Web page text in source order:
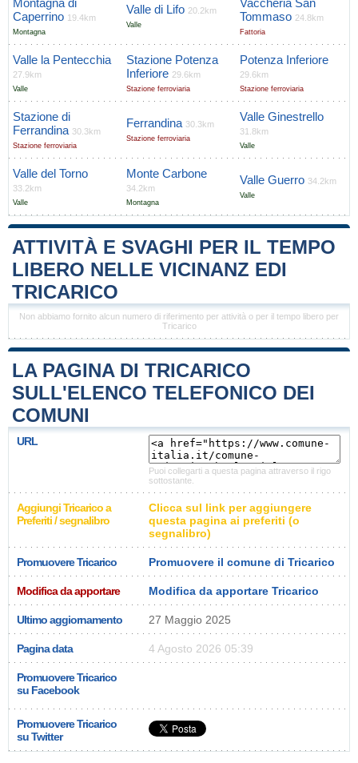
Montagna di
Caperrino 19.4km
Montagna
Valle di Lifo 20.2km
Valle
Vaccheria San
Tommaso 24.8km
Fattoria
Valle la Pentecchia
27.9km
Valle
Stazione Potenza
Inferiore 29.6km
Stazione ferroviaria
Potenza Inferiore
29.6km
Stazione ferroviaria
Stazione di
Ferrandina 30.3km
Stazione ferroviaria
Ferrandina 30.3km
Stazione ferroviaria
Valle Ginestrello
31.8km
Valle
Valle del Torno
33.2km
Valle
Monte Carbone
34.2km
Montagna
Valle Guerro 34.2km
Valle
ATTIVITÀ E SVAGHI PER IL TEMPO
LIBERO NELLE VICINANZ EDI
TRICARICO
Non abbiamo fornito alcun numero di riferimento per attività o per il tempo libero per
Tricarico
LA PAGINA DI TRICARICO
SULL'ELENCO TELEFONICO DEI
COMUNI
URL
Puoi collegarti a questa pagina attraverso il rigo
sottostante.
Aggiungi Tricarico a
Preferiti / segnalibro
Clicca sul link per aggiungere
questa pagina ai preferiti (o
segnalibro)
Promuovere Tricarico Promuovere il comune di Tricarico
Modifica da apportare Modifica da apportare Tricarico
Ultimo aggiornamento 27 Maggio 2025
Pagina data 4 Agosto 2026 05:39
Promuovere Tricarico
su Facebook
Promuovere Tricarico
su Twitter